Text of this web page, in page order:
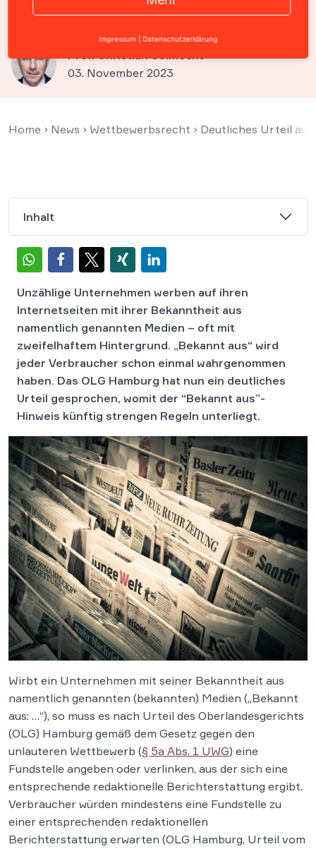
muss Fundstelle angeben
Prof. Christian Solmecke
03. November 2023
Home › News › Wettbewerbsrecht › Deutliches Urteil aus
Inhalt
Unzählige Unternehmen werben auf ihren
Internetseiten mit ihrer Bekanntheit aus
namentlich genannten Medien – oft mit
zweifelhaftem Hintergrund. „Bekannt aus“ wird
jeder Verbraucher schon einmal wahrgenommen
haben. Das OLG Hamburg hat nun ein deutliches
Urteil gesprochen, womit der “Bekannt aus”-
Hinweis künftig strengen Regeln unterliegt.
Wirbt ein Unternehmen mit seiner Bekanntheit aus
namentlich genannten (bekannten) Medien („Bekannt
aus: …“), so muss es nach Urteil des Oberlandesgerichts
(OLG) Hamburg gemäß dem Gesetz gegen den
unlauteren Wettbewerb (§ 5a Abs. 1 UWG) eine
Fundstelle angeben oder verlinken, aus der sich eine
entsprechende redaktionelle Berichterstattung ergibt.
Verbraucher würden mindestens eine Fundstelle zu
einer entsprechenden redaktionellen
Berichterstattung erwarten (OLG Hamburg, Urteil vom
Impressum Datenschutzerklärung